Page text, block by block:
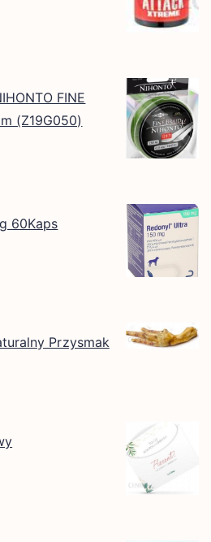
FINE
(Z19G050)
60Kaps
Przysmak